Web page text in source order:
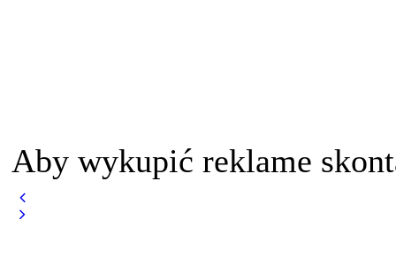
Aby wykupić reklame